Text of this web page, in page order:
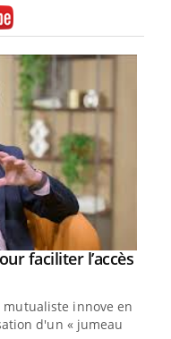
faciliter l’accès
innove en
d'un « jumeau